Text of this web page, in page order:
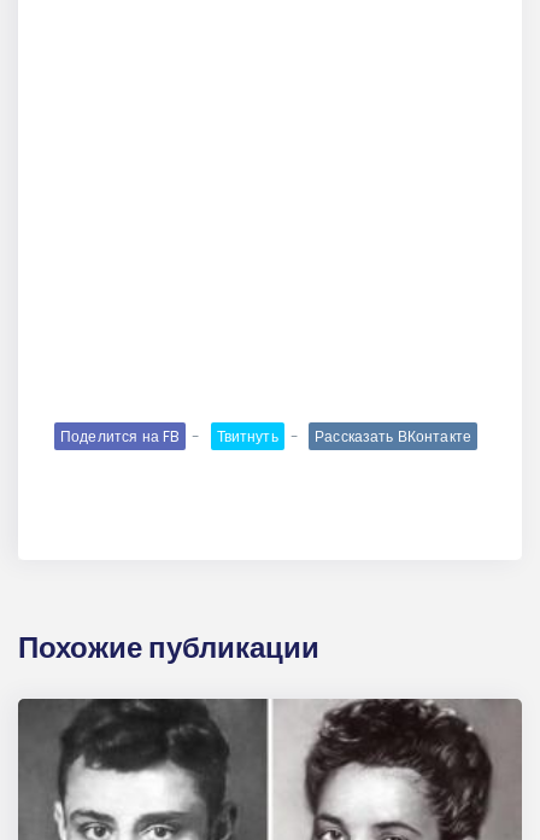
Поделится на FB Твитнуть Рассказать ВКонтакте
Похожие публикации